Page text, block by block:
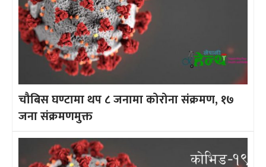
चौबिस घण्टामा थप ८ जनामा कोरोना संक्रमण, १७
जना संक्रमणमुक्त